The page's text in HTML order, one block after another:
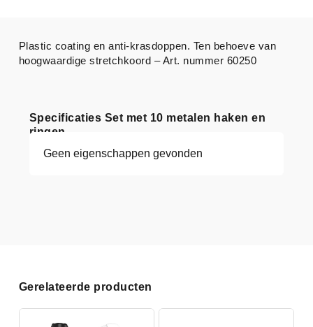
Specificaties Set met 10 metalen haken en
ringen
Geen eigenschappen gevonden
Plastic coating en anti-krasdoppen. Ten behoeve van
hoogwaardige stretchkoord – Art. nummer 60250
Gerelateerde producten